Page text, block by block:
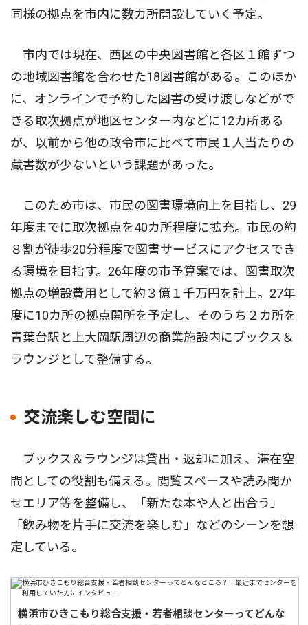
同様の拠点を市内に数カ所開設していく予定。
市内では現在、西区の中央図書館と各区１館ずつ
の地域図書館を合わせた18図書館がある。このほか
に、オンラインで予約した図書の受け渡しなどがで
きる取次拠点が地区センター内などに12カ所ある
が、以前から他の政令市に比べて市民１人当たりの
蔵書数が少ないという課題があった。
このため市は、市民の図書環境向上を目指し、29
年度までに取次拠点を40カ所程度に拡充。市民の約
８割が徒歩20分程度で図書サービスにアクセスでき
る環境を目指す。26年度の市予算案では、図書取次
拠点の増設費用として約３億１千万円を計上。27年
度に10カ所の拠点開所を予定し、そのうち２カ所を
青葉台駅と上大岡駅周辺の商業施設内にブックス＆
ラウンジとして整備する。
交流楽しむ空間に
ブックス＆ラウンジは貸出・返却に加え、滞在空
間としての役割も備える。閲覧スペースや読み聞か
せエリア等を整備し、「新たな本や人と出合う」
「飲み物を片手に交流を楽しむ」などのシーンを想
定している。
横浜市ひきこもり総合支援・若者相談センターってどんな